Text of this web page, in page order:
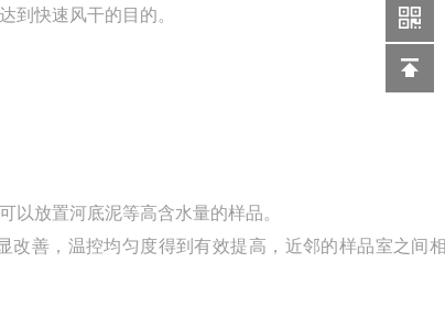
到快速风干的目的。
以放置河底泥等高含水量的样品。
善，温控均匀度得到有效提高，近邻的样品室之间